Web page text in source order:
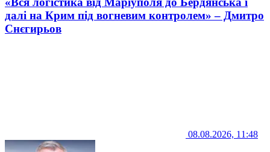
далі на Крим під вогневим контролем» – Дмитро
Снєгирьов
08.08.2026, 11:48